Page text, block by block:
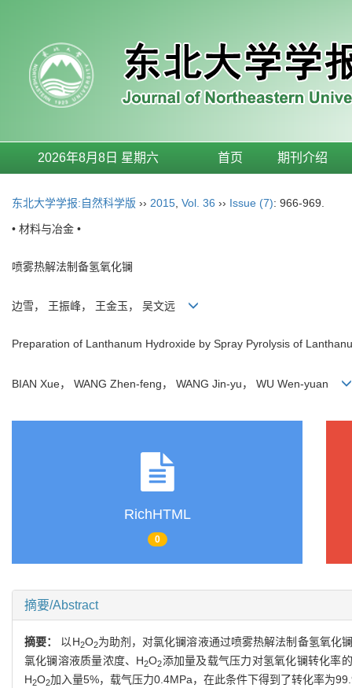
2026年8月8日 星期六 首页 期刊介绍
东北大学学报:自然科学版 ›› 2015 Vol. 36 ›› Issue (7): 966-969.
• 材料与冶金 •
喷雾热解法制备氢氧化镧
边雪， 王振峰， 王金玉， 吴文远
Preparation of Lanthanum Hydroxide by Spray Pyrolysis of
BIAN Xue， WANG Zhen-feng， WANG Jin-yu， WU Wen-yuan
RichHTML
0
摘要/Abstract
摘要： 以H2O2为助剂，对氯化镧溶液通过喷雾热解法制备氢氧化
氯化镧溶液质量浓度、H2O2添加量及载气压力对氢氧化镧转化率
H2O2加入量5%，载气压力0.4MPa，在此条件下得到了转化率为